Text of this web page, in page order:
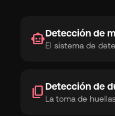
smart_toyDetección de
El sistema de
content_copy Detección de
La toma de